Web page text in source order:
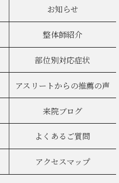
お知らせ
整体師紹介
部位別対応症状
アスリートからの推薦の声
来院ブログ
よくあるご質問
アクセスマップ